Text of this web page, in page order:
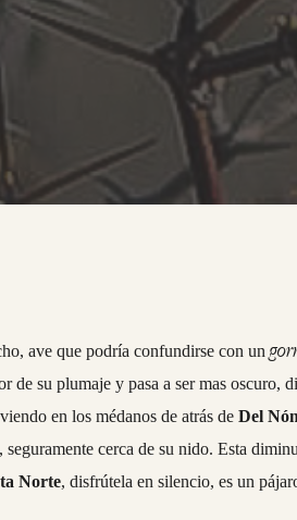
ave que podría confundirse con un
de su plumaje y pasa a ser mas oscuro,
en los médanos de atrás deDel
seguramente cerca de su nido. Esta
Norte, disfrútela en silencio, es un